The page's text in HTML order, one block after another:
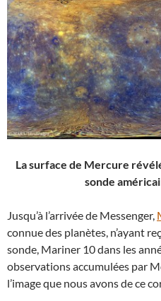
La surface de Mercure
sonde
Jusqu’à l’arrivée de Messenger,
connue des planètes, n’ayant
sonde, Mariner 10 dans les
observations accumulées par
l’image que nous avons de ce